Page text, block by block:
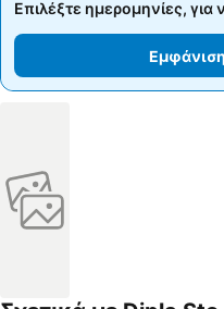
Επιλέξτε ημερομηνίες, για
Επιλέξτε ημερομηνίες, για